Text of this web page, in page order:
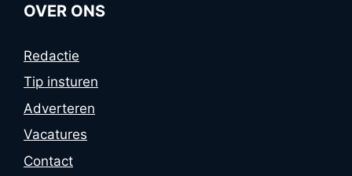
OVER ONS
Redactie
Tip insturen
Adverteren
Vacatures
Contact